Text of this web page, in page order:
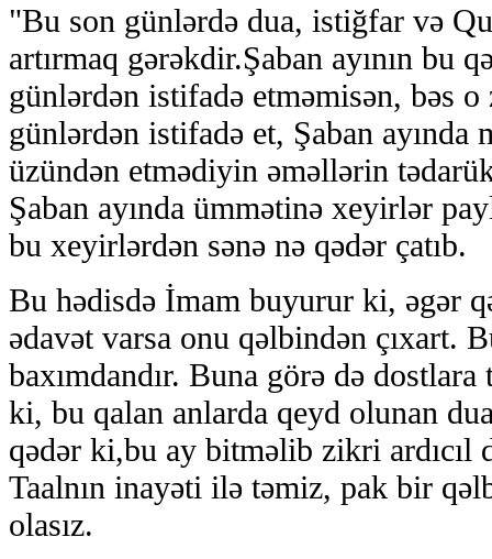
"Bu son günlərdə dua, istiğfar və
artırmaq gərəkdir.Şaban ayının bu
günlərdən istifadə etməmisən, bəs o
günlərdən istifadə et, Şaban ayında
üzündən etmədiyin əməllərin
Şaban ayında ümmətinə xeyirlər
bu xeyirlərdən sənə nə qədər çatıb.
Bu hədisdə İmam buyurur ki, əgər
ədavət varsa onu qəlbindən çıxart.
baxımdandır. Buna görə də
ki, bu qalan anlarda qeyd olunan
qədər ki,bu ay bitməlib zikri ardıcıl
Taalnın inayəti ilə təmiz, pak bir
olasız.